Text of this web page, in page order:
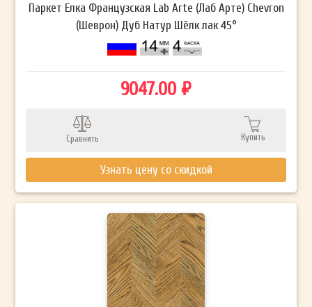
Паркет Елка Французская Lab Arte (Лаб Арте) Chevron
(Шеврон) Дуб Натур Шёлк лак 45°
9047.00 ₽
Сравнить Купить
Узнать цену со скидкой